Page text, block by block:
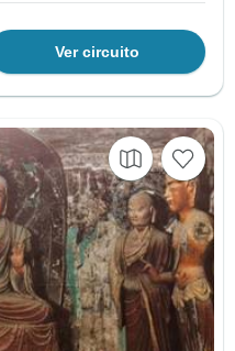
Ver circuito